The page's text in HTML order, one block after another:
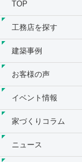
TOP
工務店を探す
建築事例
お客様の声
イベント情報
家づくりコラム
ニュース